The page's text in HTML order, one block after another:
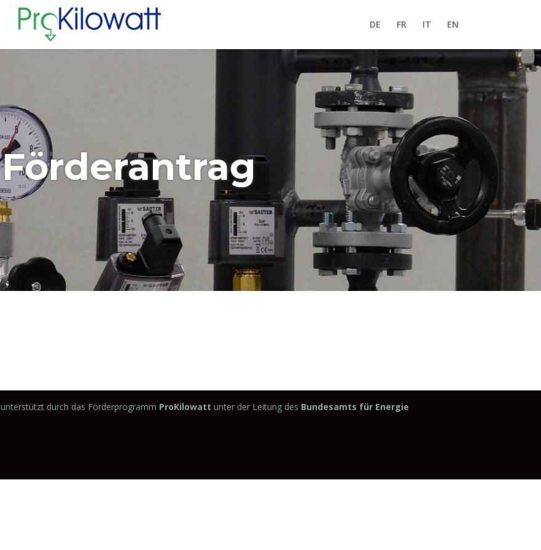
DE FR IT EN
Förderantrag
unterstützt durch das Förderprogramm ProKilowattunter der Leitung des Bundesamts für Energie